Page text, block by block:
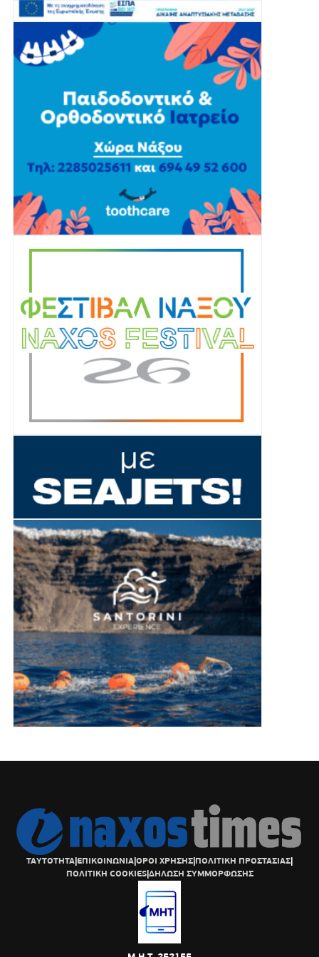
ΤΑΥΤΟΤΗΤΑ|ΕΠΙΚΟΙΝΩΝΙΑ|ΟΡΟΙ ΧΡΗΣΗΣ|ΠΟΛΙΤΙΚΗ ΠΡΟΣΤΑΣΙΑΣ|
ΠΟΛΙΤΙΚΗ COOKIES|ΔΗΛΩΣΗ ΣΥΜΜΟΡΦΩΣΗΣ